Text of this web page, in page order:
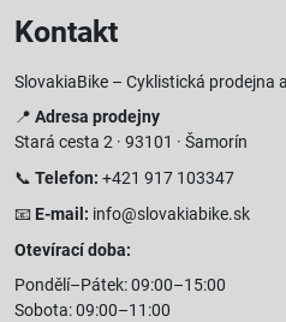
Kontakt
SlovakiaBike – Cyklistická prodejna
📍 Adresa prodejny
Stará cesta 2 · 93101 · Šamorín
📞 Telefon: +421 917 103347
📧 E-mail: info@slovakiabike.sk
Otevírací doba:
Pondělí–Pátek: 09:00–15:00
Sobota: 09:00–11:00